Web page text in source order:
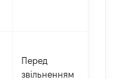
Перед
звільненням